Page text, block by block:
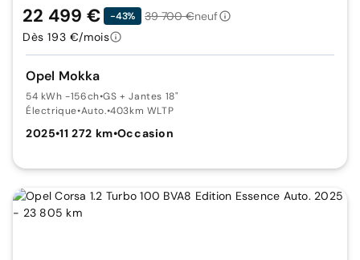
Opel Mokka
54 kWh -156ch•GS + Jantes 18"
Électrique•Auto.•403km WLTP
2025•11 272 km•Occasion
22 499 € -43% 39 700 €neuf
Dès 193 €/mois